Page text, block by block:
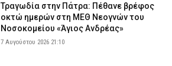
Τραγωδία στην Πάτρα: Πέθανε βρέφος
οκτώ ημερών στη ΜΕΘ Νεογνών του
Νοσοκομείου «Άγιος Ανδρέας»
7 Αυγούστου 2026 21:10